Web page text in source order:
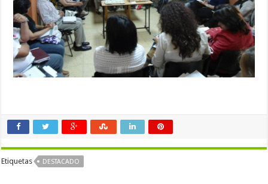
Etiquetas DESTACADO